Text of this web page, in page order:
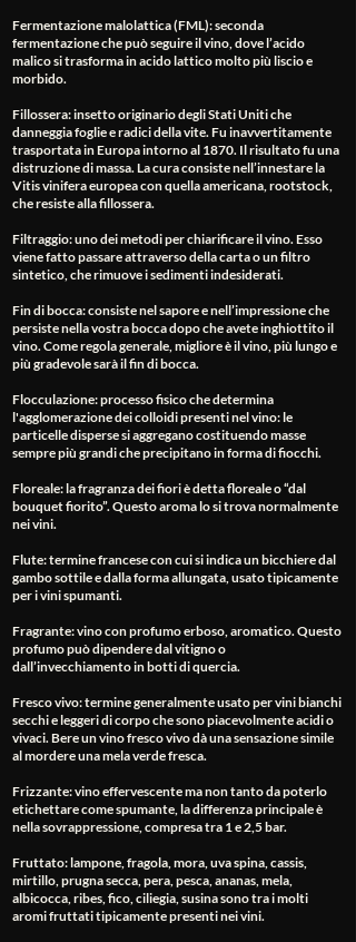
Fermentazione malolattica (FML): seconda
fermentazione che può seguire il vino, dove l’acido
malico si trasforma in acido lattico molto più liscio e
morbido.
Fillossera: insetto originario degli Stati Uniti che
danneggia foglie e radici della vite. Fu inavvertitamente
trasportata in Europa intorno al 1870. Il risultato fu una
distruzione di massa. La cura consiste nell’innestare la
Vitis vinifera europea con quella americana, rootstock,
che resiste alla fillossera.
Filtraggio: uno dei metodi per chiarificare il vino. Esso
viene fatto passare attraverso della carta o un filtro
sintetico, che rimuove i sedimenti indesiderati.
Fin di bocca: consiste nel sapore e nell’impressione che
persiste nella vostra bocca dopo che avete inghiottito il
vino. Come regola generale, migliore è il vino, più lungo e
più gradevole sarà il fin di bocca.
Flocculazione: processo fisico che determina
l'agglomerazione dei colloidi presenti nel vino: le
particelle disperse si aggregano costituendo masse
sempre più grandi che precipitano in forma di fiocchi.
Floreale: la fragranza dei fiori è detta floreale o “dal
bouquet fiorito”. Questo aroma lo si trova normalmente
nei vini.
Flute: termine francese con cui si indica un bicchiere dal
gambo sottile e dalla forma allungata, usato tipicamente
per i vini spumanti.
Fragrante: vino con profumo erboso, aromatico. Questo
profumo può dipendere dal vitigno o
dall’invecchiamento in botti di quercia.
Fresco vivo: termine generalmente usato per vini bianchi
secchi e leggeri di corpo che sono piacevolmente acidi o
vivaci. Bere un vino fresco vivo dà una sensazione simile
al mordere una mela verde fresca.
Frizzante: vino effervescente ma non tanto da poterlo
etichettare come spumante, la differenza principale è
nella sovrappressione, compresa tra 1 e 2,5 bar.
Fruttato: lampone, fragola, mora, uva spina, cassis,
mirtillo, prugna secca, pera, pesca, ananas, mela,
albicocca, ribes, fico, ciliegia, susina sono tra i molti
aromi fruttati tipicamente presenti nei vini.